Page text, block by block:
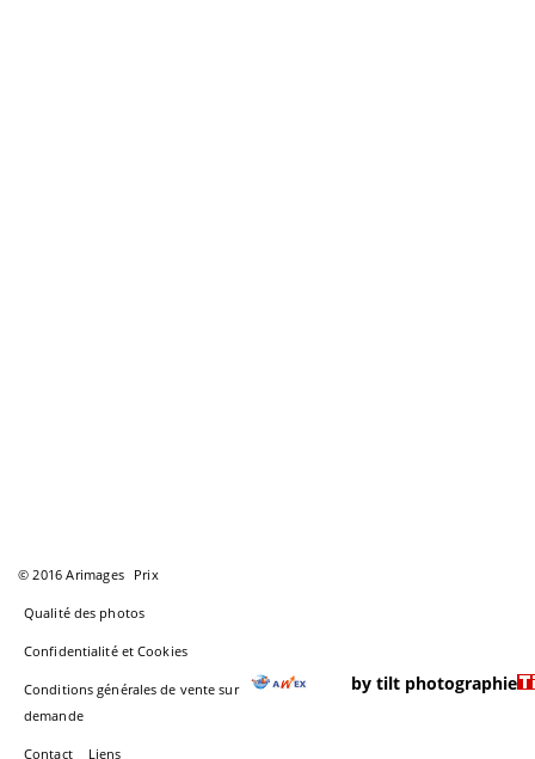
© 2016 Arimages Prix
Qualité des photos
Confidentialité et Cookies
Conditions générales de vente sur
demande
Contact Liens
by tilt photographie